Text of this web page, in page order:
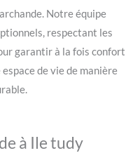
Notre équipe
respectant les
garantir à la fois confort
de vie de manière
à Ile tudy